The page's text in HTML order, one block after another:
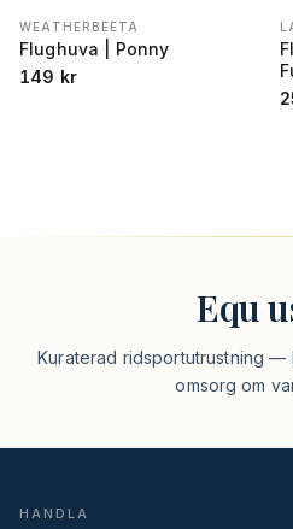
WEATHERBEETA
Flughuva | Ponny
149 kr
Equ
Kuraterad ridsportutrustning
omsorg om
HANDLA